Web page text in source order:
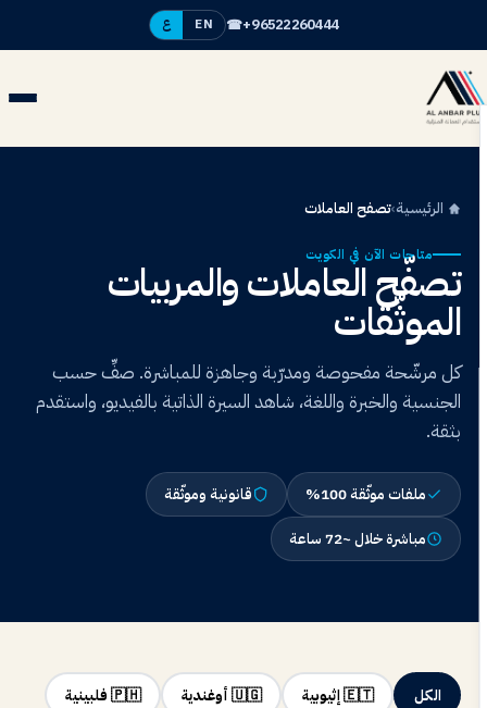
☎+96522260444
EN ع
الرئيسية›تصفح العاملات
متاحات الآن في الكويت
تصفّح العاملات والمربيات
الموثّقات
كل مرشّحة مفحوصة ومدرّبة وجاهزة للمباشرة. صفِّ حسب
الجنسية والخبرة واللغة، شاهد السيرة الذاتية بالفيديو، واستقدم
بثقة.
ملفات موثّقة 100%
قانونية وموثّقة
مباشرة خلال ~72 ساعة
الكل 🇪🇹 إثيوبية 🇺🇬 أوغندية 🇵🇭 فلبينية